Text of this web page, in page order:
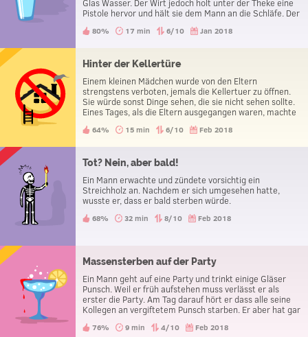
Glas Wasser. Der Wirt jedoch holt unter der Theke eine
Pistole hervor und hält sie dem Mann an die Schläfe. Der
Was soll das?
80% 17 min 6/10 Jan 2018
Hinter der Kellertüre
Einem kleinen Mädchen wurde von den Eltern
strengstens verboten, jemals die Kellertuer zu öffnen.
Sie würde sonst Dinge sehen, die sie nicht sehen sollte.
Eines Tages, als die Eltern ausgegangen waren, machte
Mädchen?
64% 15 min 6/10 Feb 2018
Tot? Nein, aber bald!
Ein Mann erwachte und zündete vorsichtig ein
Streichholz an. Nachdem er sich umgesehen hatte,
wusste er, dass er bald sterben würde.
68% 32 min 8/10 Feb 2018
Massensterben auf der Party
Ein Mann geht auf eine Party und trinkt einige Gläser
Punsch. Weil er früh aufstehen muss verlässt er als
erster die Party. Am Tag darauf hört er dass alle seine
Kollegen an vergiftetem Punsch starben. Er aber hat gar
ist er nicht gestorben?
76% 9 min 4/10 Feb 2018